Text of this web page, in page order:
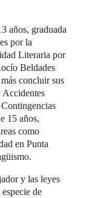
años, graduada
por la
Literaria por
Beldades
concluir sus
Accidentes
15 años,
como
en Punta
y las leyes
de